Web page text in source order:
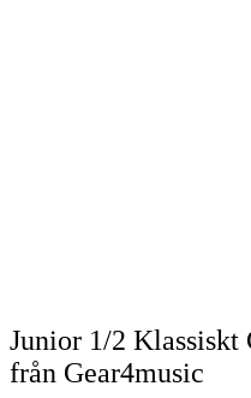
Junior 1/2
från Gear4music